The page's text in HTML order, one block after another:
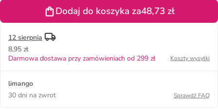
Dodaj do koszyka za48,73 zł
12 sierpnia
8,95 zł
Darmowa dostawa przy zamówieniach od 299 zł
Koszty wysyłki
limango
30 dni na zwrot
Sprawdź FAQ